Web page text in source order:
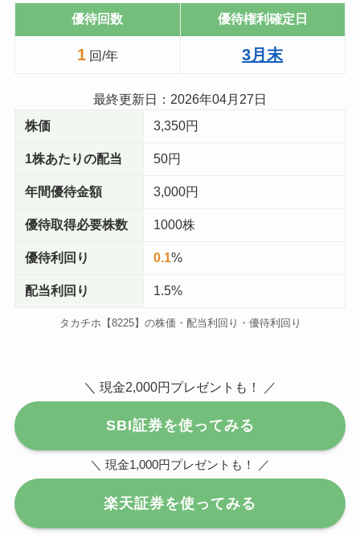
優待回数
1 回/年
優待権利確定日
3月末
最終更新日： 2026年04月27日
株価
3,350円
1株あたりの配当 50円
年間優待金額 3,000円
優待取得必要株数 1000株
優待利回り 0.1%
配当利回り 1.5%
タカチホ【8225】の株価・配当利回り・優待利回り
＼ 現金2,000円プレゼントも！ ／
SBI証券を使ってみる
＼ 現金1,000円プレゼントも！ ／
楽天証券を使ってみる